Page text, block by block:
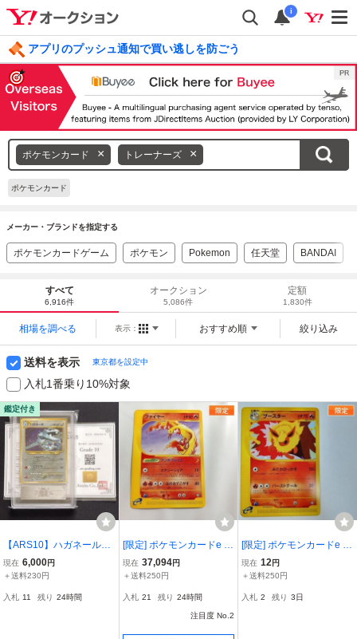
i
アプリのプッシュ通知で買い逃しを防ごう
毎日引けるくじ 今すぐ挑戦 ログイン
ポケモンカード トレーナーズ
ー
消
ポケモンカード
メーカー・ブランドを指定する
ポケモンカードゲーム ポケモン Pokemon 任天堂 BANDAI
すべて
6,916件
オークション
5,086件
定額
1,830件
相場を調べる 表示： おすすめ順 絞り込み
送料を表示 東京都を設定中
入札1番乗り10%対象
鑑定付き
【ARS10】ハガネール
旧裏 トレーナーズVol.5
プロモ 渦巻きホロ
10相当
現在 6,000円
＋送料230円
入札 11 残り 24時間
[限定] ポケモンカードe フ
ァイヤー 013/T トレーナ
ーズ Vol.18 プロモ | sE24
現在 37,094円
＋送料250円
入札 21 残り 24時間
注目度 No.2
[限定] ポケモンカードe ブ
ースター 001/T / トレーナ
ーズ Vol.14 プロモ | sC24
現在 12円
＋送料250円
入札 2 残り 3日